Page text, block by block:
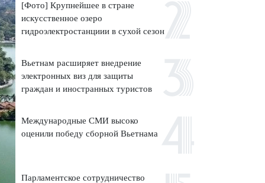
[Фото] Крупнейшее в стране
искусственное озеро
гидроэлектростанциии в сухой сезон
Вьетнам расширяет внедрение
электронных виз для защиты
граждан и иностранных туристов
Международные СМИ высоко
оценили победу сборной Вьетнама
Парламентское сотрудничество